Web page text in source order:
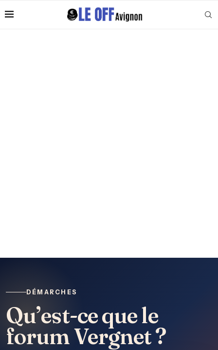
DÉMARCHES
Qu’est-ce que le
forum Vergnet ?